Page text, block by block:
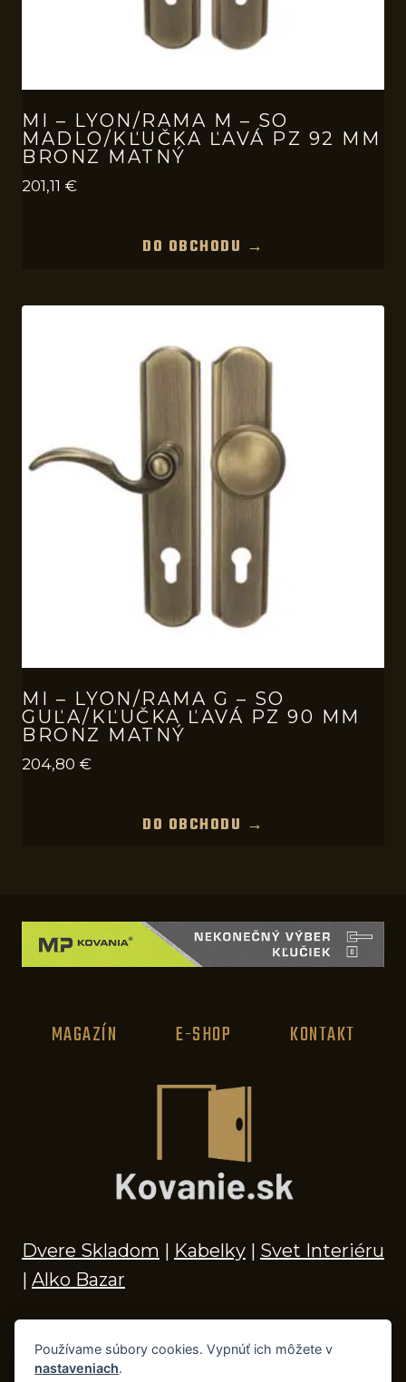
MI – LYON/RAMA M – SO
MADLO/KĽUČKA ĽAVÁ PZ 92 MM
BRONZ MATNÝ
201,11 €
DO OBCHODU →
MI – LYON/RAMA G – SO
GUĽA/KĽUČKA ĽAVÁ PZ 90 MM
BRONZ MATNÝ
204,80 €
DO OBCHODU →
MAGAZÍN E-SHOP KONTAKT
Dvere Skladom | Kabelky | Svet Interiéru
| Alko Bazar
Používame súbory cookies. Vypnúť ich môžete v
nastaveniach.